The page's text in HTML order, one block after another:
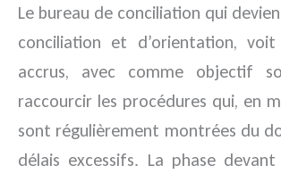
Le bureau de conciliation qui
conciliation et d’orientation,
accrus, avec comme objectif
raccourcir les procédures qui, en
sont régulièrement montrées du
délais excessifs. La phase